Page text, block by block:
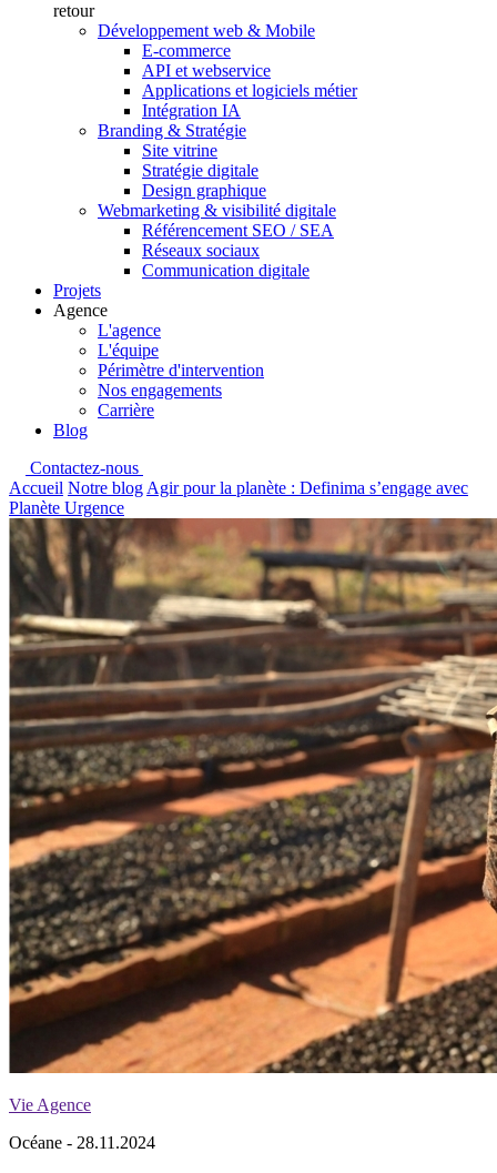
retour
Développement web & Mobile
E-commerce
API et webservice
Applications et logiciels métier
Intégration IA
Branding & Stratégie
Site vitrine
Stratégie digitale
Design graphique
Webmarketing & visibilité digitale
Référencement SEO / SEA
Réseaux sociaux
Communication digitale
Projets
Agence
L'agence
L'équipe
Périmètre d'intervention
Nos engagements
Carrière
Blog
Contactez-nous
Accueil Notre blog Agir pour la planète : Definima s’engage avec
Planète Urgence
Vie Agence
Océane - 28.11.2024